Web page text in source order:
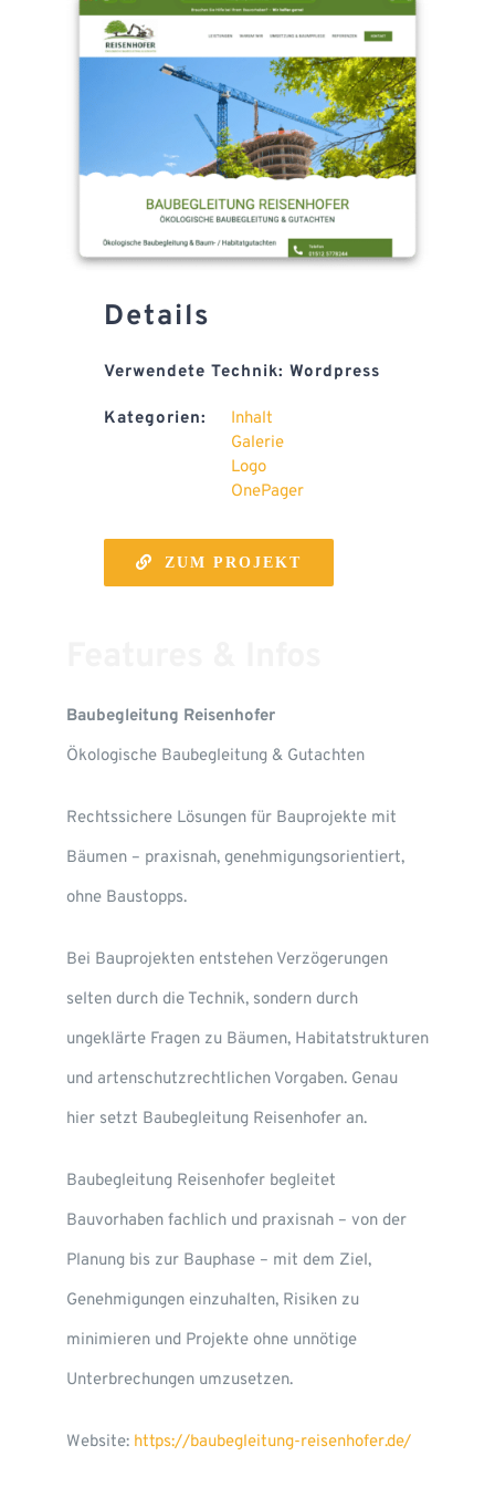
Kontakt
Details
Verwendete Technik: Wordpress
Kategorien:
Inhalt
Galerie
Logo
OnePager
ZUM PROJEKT
Baubegleitung Reisenhofer
Ökologische Baubegleitung & Gutachten
Rechtssichere Lösungen für Bauprojekte mit
Bäumen – praxisnah, genehmigungsorientiert,
ohne Baustopps.
Bei Bauprojekten entstehen Verzögerungen
selten durch die Technik, sondern durch
ungeklärte Fragen zu Bäumen, Habitatstrukturen
und artenschutzrechtlichen Vorgaben. Genau
hier setzt Baubegleitung Reisenhofer an.
Baubegleitung Reisenhofer begleitet
Bauvorhaben fachlich und praxisnah – von der
Planung bis zur Bauphase – mit dem Ziel,
Genehmigungen einzuhalten, Risiken zu
minimieren und Projekte ohne unnötige
Unterbrechungen umzusetzen.
Website: https://baubegleitung-reisenhofer.de/